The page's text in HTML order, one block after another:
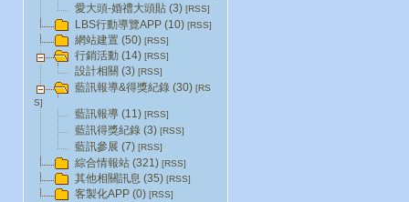
愛大頭-婚禮大頭貼 (3) [RSS]
LBS行動導覽APP (10) [RSS]
網站建置 (50) [RSS]
行銷活動 (14) [RSS]
設計相關 (3) [RSS]
藍訊報導&得獎紀錄 (30) [RS
S]
藍訊報導 (11) [RSS]
藍訊得獎紀錄 (3) [RSS]
藍訊參展 (7) [RSS]
綜合情報站 (321) [RSS]
其他相關訊息 (35) [RSS]
客製化APP (0) [RSS]